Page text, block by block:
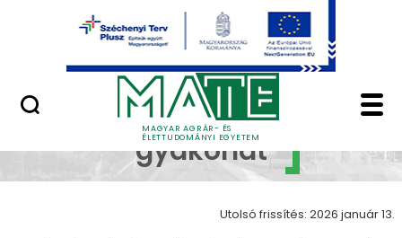
Ugrás a fő tartalomhoz
MAGYAR AGRÁR- ÉS
ÉLETTUDOMÁNYI EGYETEM
Minőségügy
Szakmai gyakorlat -
Szakmai
gyakorlat
Utolsó frissítés: 2026 január 13.